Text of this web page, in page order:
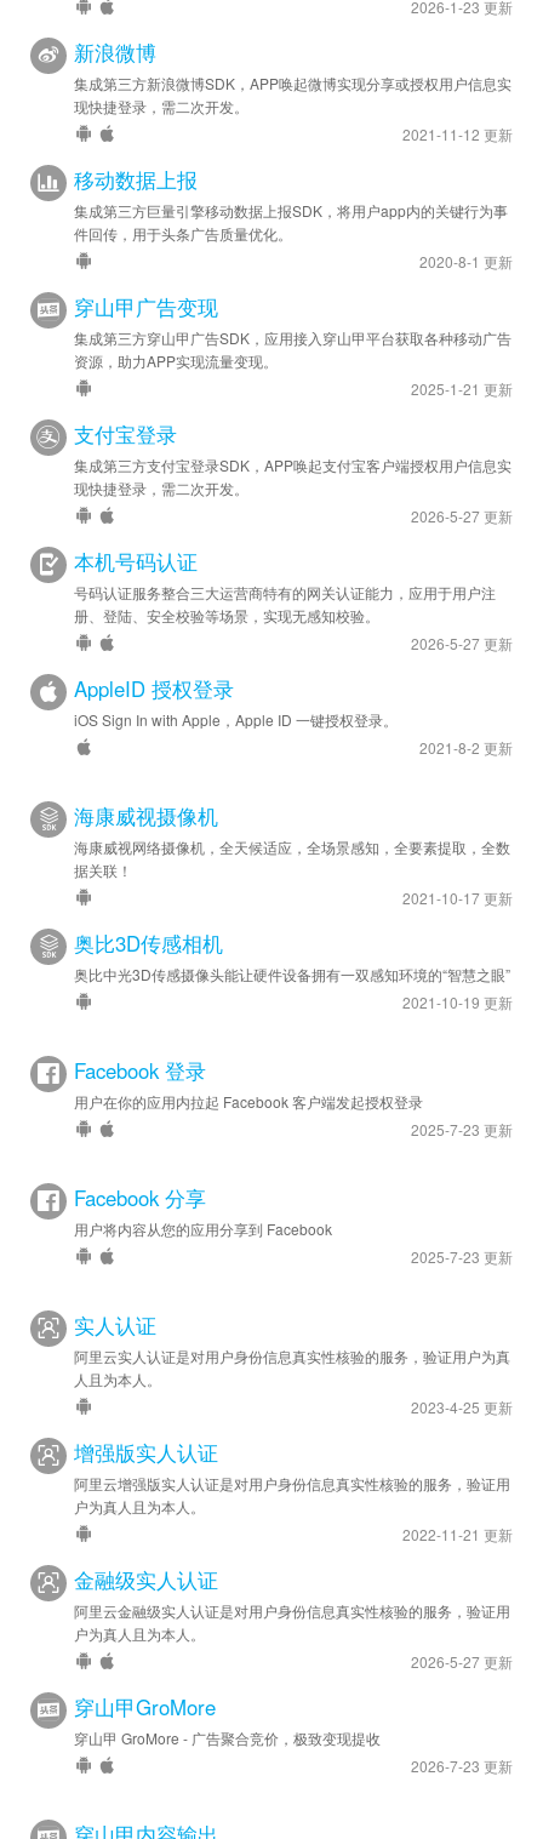
2026-1-23 更新
新浪微博
集成第三方新浪微博SDK，APP唤起微博实现分享或授权用户信息实
现快捷登录，需二次开发。
2021-11-12 更新
移动数据上报
集成第三方巨量引擎移动数据上报SDK，将用户app内的关键行为事
件回传，用于头条广告质量优化。
2020-8-1 更新
穿山甲广告变现
集成第三方穿山甲广告SDK，应用接入穿山甲平台获取各种移动广告
资源，助力APP实现流量变现。
2025-1-21 更新
支付宝登录
集成第三方支付宝登录SDK，APP唤起支付宝客户端授权用户信息实
现快捷登录，需二次开发。
2026-5-27 更新
本机号码认证
号码认证服务整合三大运营商特有的网关认证能力，应用于用户注
册、登陆、安全校验等场景，实现无感知校验。
2026-5-27 更新
AppleID 授权登录
iOS Sign In with Apple，Apple ID 一键授权登录。
2021-8-2 更新
海康威视摄像机
海康威视网络摄像机，全天候适应，全场景感知，全要素提取，全数
据关联！
2021-10-17 更新
奥比3D传感相机
奥比中光3D传感摄像头能让硬件设备拥有一双感知环境的“智慧之眼”
2021-10-19 更新
Facebook 登录
用户在你的应用内拉起 Facebook 客户端发起授权登录
2025-7-23 更新
Facebook 分享
用户将内容从您的应用分享到 Facebook
2025-7-23 更新
实人认证
阿里云实人认证是对用户身份信息真实性核验的服务，验证用户为真
人且为本人。
2023-4-25 更新
增强版实人认证
阿里云增强版实人认证是对用户身份信息真实性核验的服务，验证用
户为真人且为本人。
2022-11-21 更新
金融级实人认证
阿里云金融级实人认证是对用户身份信息真实性核验的服务，验证用
户为真人且为本人。
2026-5-27 更新
穿山甲GroMore
穿山甲 GroMore - 广告聚合竞价，极致变现提收
2026-7-23 更新